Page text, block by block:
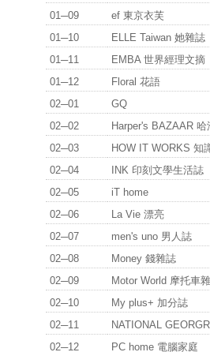
01─09
ef 東京衣芙
01─10
ELLE Taiwan 她雜
01─11
EMBA 世界經理文
01─12
Floral 花語
02─01
GQ
02─02
Harper's BAZAAR
02─03
HOW IT WORKS
02─04
INK 印刻文學生活誌
02─05
iT home
02─06
La Vie 漂亮
02─07
men's uno 男人誌
02─08
Money 錢雜誌
02─09
Motor World 摩托車
02─10
My plus+ 加分誌
02─11
NATIONAL
02─12
PC home 電腦家庭